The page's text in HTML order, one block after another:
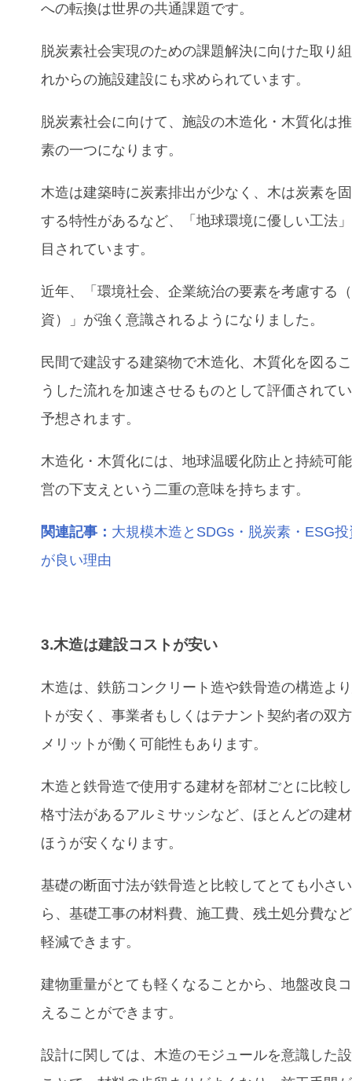
への転換は世界の共通課題です。
脱炭素社会実現のための課題解決に向けた取り
れからの施設建設にも求められています。
脱炭素社会に向けて、施設の木造化・木質化は
素の一つになります。
木造は建築時に炭素排出が少なく、木は炭素を
する特性があるなど、「地球環境に優しい工法
目されています。
近年、「環境社会、企業統治の要素を考慮する
資）」が強く意識されるようになりました。
民間で建設する建築物で木造化、木質化を図る
うした流れを加速させるものとして評価されて
予想されます。
木造化・木質化には、地球温暖化防止と持続可
営の下支えという二重の意味を持ちます。
関連記事： 大規模木造とSDGs・脱炭素・ESG
が良い理由
3.木造は建設コストが安い
木造は、鉄筋コンクリート造や鉄骨造の構造よ
トが安く、事業者もしくはテナント契約者の双
メリットが働く可能性もあります。
木造と鉄骨造で使用する建材を部材ごとに比較
格寸法があるアルミサッシなど、ほとんどの建
ほうが安くなります。
基礎の断面寸法が鉄骨造と比較してとても小さ
ら、基礎工事の材料費、施工費、残土処分費な
軽減できます。
建物重量がとても軽くなることから、地盤改良
えることができます。
設計に関しては、木造のモジュールを意識した